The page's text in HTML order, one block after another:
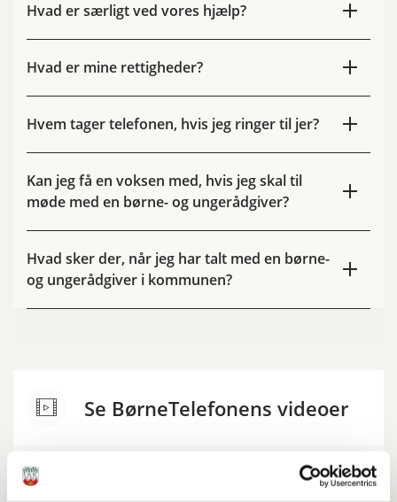
Hvad er særligt ved vores hjælp?
Hvad er mine rettigheder?
Hvem tager telefonen, hvis jeg ringer til jer?
Kan jeg få en voksen med, hvis jeg skal til
møde med en børne- og ungerådgiver?
Hvad sker der, når jeg har talt med en børne-
og ungerådgiver i kommunen?
Se BørneTelefonens videoer